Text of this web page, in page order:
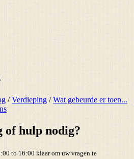
/Verdieping /Wat gebeurde er toen...
of hulp nodig?
to 16:00 klaar om uw vragen te